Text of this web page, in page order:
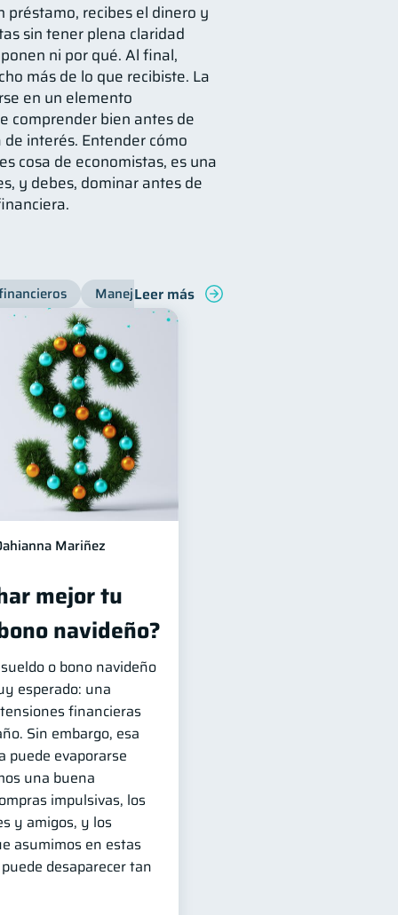
préstamo, recibes el dinero y
sin tener plena claridad
ni por qué. Al final,
más de lo que recibiste. La
en un elemento
comprender bien antes de
interés. Entender cómo
cosa de economistas, es una
y debes, dominar antes de
Manejo de deudas
Leer más
Mariñez
mejor tu
navideño?
o bono navideño
esperado: una
financieras
Sin embargo, esa
puede evaporarse
una buena
impulsivas, los
y amigos, y los
asumimos en estas
desaparecer tan